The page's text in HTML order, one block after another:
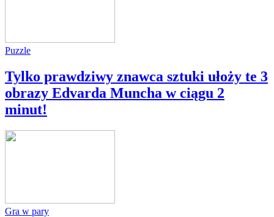
Puzzle
Tylko prawdziwy znawca sztuki ułoży te 3
obrazy Edvarda Muncha w ciągu 2
minut!
Gra w pary